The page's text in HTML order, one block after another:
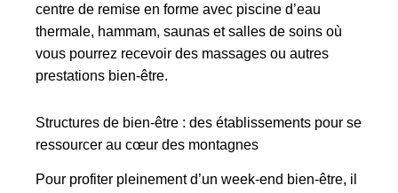
centre de remise en forme avec piscine d’eau
thermale, hammam, saunas et salles de soins où
vous pourrez recevoir des massages ou autres
prestations bien-être.
Structures de bien-être : des établissements pour se
ressourcer au cœur des montagnes
Pour profiter pleinement d’un week-end bien-être, il